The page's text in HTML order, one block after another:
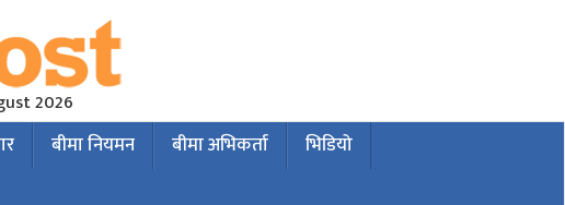
2026
बीमा नियमन बीमा अभिकर्ता
भिडियो